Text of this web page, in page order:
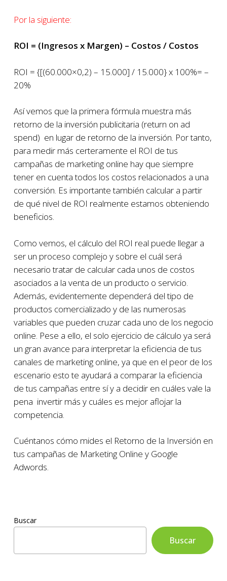
Por la siguiente:
ROI = (Ingresos x Margen) – Costos / Costos
ROI = {[(60.000×0,2) – 15.000] / 15.000} x 100%= –
20%
Así vemos que la primera fórmula muestra más
retorno de la inversión publicitaria (return on ad
spend) en lugar de retorno de la inversión. Por tanto,
para medir más certeramente el ROI de tus
campañas de marketing online hay que siempre
tener en cuenta todos los costos relacionados a una
conversión. Es importante también calcular a partir
de qué nivel de ROI realmente estamos obteniendo
beneficios.
Como vemos, el cálculo del ROI real puede llegar a
ser un proceso complejo y sobre el cuál será
necesario tratar de calcular cada unos de costos
asociados a la venta de un producto o servicio.
Además, evidentemente dependerá del tipo de
productos comercializado y de las numerosas
variables que pueden cruzar cada uno de los negocio
online. Pese a ello, el solo ejercicio de cálculo ya será
un gran avance para interpretar la eficiencia de tus
canales de marketing online, ya que en el peor de los
escenario esto te ayudará a comparar la eficiencia
de tus campañas entre sí y a decidir en cuáles vale la
pena invertir más y cuáles es mejor aflojar la
competencia.
Cuéntanos cómo mides el Retorno de la Inversión en
tus campañas de Marketing Online y Google
Adwords.
Buscar
Buscar